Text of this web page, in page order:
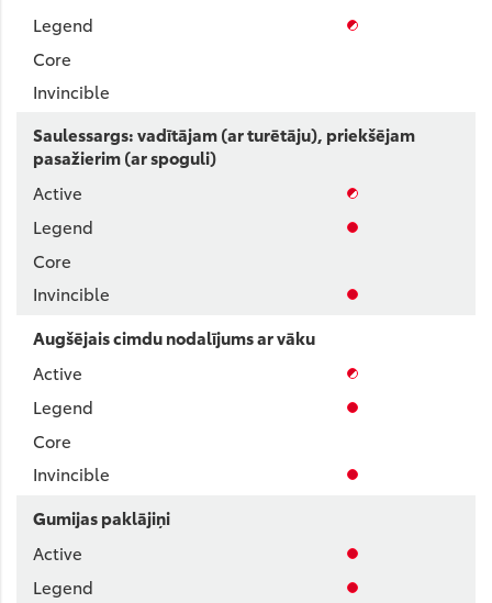
Saulessargs: vadītājam (ar turētāju), priekšējam
pasažierim (ar spoguli)
Augšējais cimdu nodalījums ar vāku
Gumijas paklājiņi